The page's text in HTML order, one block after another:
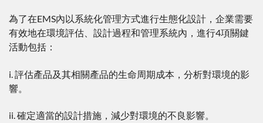
為了在EMS內以系統化管理方式進行生態化設計，企業需要
有效地在環境評估、設計過程和管理系統內，進行4項關鍵
活動包括：
i. 評估產品及其相關產品的生命周期成本，分析對環境的影
響。
ii. 確定適當的設計措施，減少對環境的不良影響。